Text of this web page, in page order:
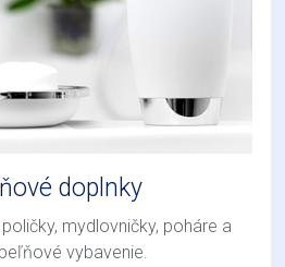
doplnky
mydlovničky, poháre a
vybavenie.